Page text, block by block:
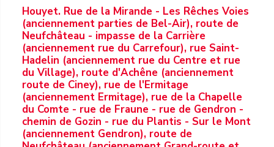
Houyet. Rue de la Mirande - Les Rêches Voies
(anciennement parties de Bel-Air), route de
Neufchâteau - impasse de la Carrière
(anciennement rue du Carrefour), rue Saint-
Hadelin (anciennement rue du Centre et rue
du Village), route d'Achêne (anciennement
route de Ciney), rue de l'Ermitage
(anciennement Ermitage), rue de la Chapelle
du Comte - rue de Fraune - rue de Gendron -
chemin de Gozin - rue du Plantis - Sur le Mont
(anciennement Gendron), route de